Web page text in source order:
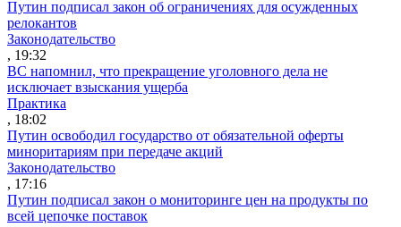
Путин подписал закон об ограничениях для осужденных
релокантов
Законодательство
, 19:32
ВС напомнил, что прекращение уголовного дела не
исключает взыскания ущерба
Практика
, 18:02
Путин освободил государство от обязательной оферты
миноритариям при передаче акций
Законодательство
, 17:16
Путин подписал закон о мониторинге цен на продукты по
всей цепочке поставок